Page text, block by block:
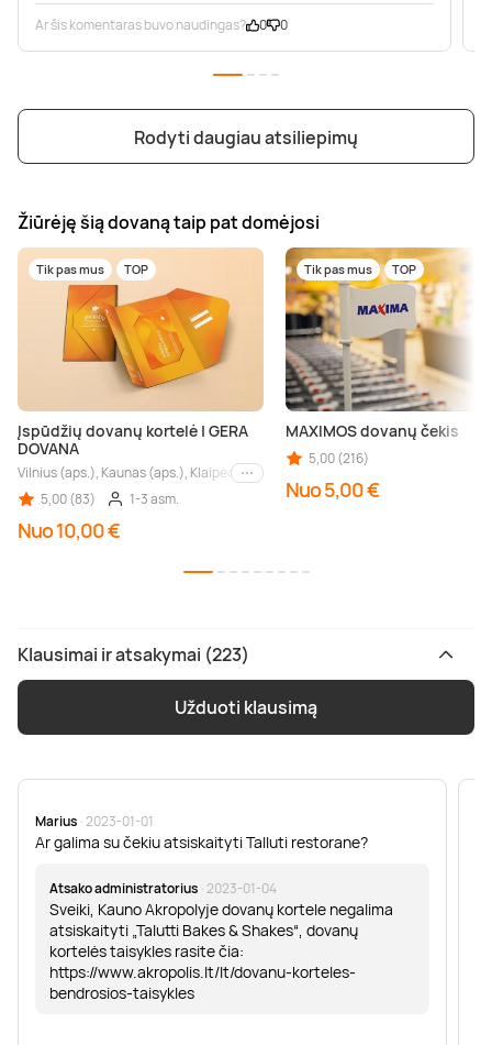
Ar šis komentaras buvo naudingas? 0 0
Rodyti daugiau atsiliepimų
Žiūrėję šią dovaną taip pat domėjosi
Tik pas mus TOP
Įspūdžių dovanų kortelė | GERA
DOVANA
Vilnius (aps.), Kaunas (aps.), Klaipėda (aps.), Palanga (aps.), Nida (aps.),
Kiti miestai
5,00 (83)
1-3 asm.
Nuo 10,00 €
Tik pas mus TOP
MAXIMOS dovanų čekis
5,00 (216)
Nuo 5,00 €
Klausimai ir atsakymai (223)
Užduoti klausimą
Marius · 2023-01-01
Ar galima su čekiu atsiskaityti Talluti restorane?
Atsako administratorius · 2023-01-04
Sveiki, Kauno Akropolyje dovanų kortele negalima
atsiskaityti „Talutti Bakes & Shakes“, dovanų
kortelės taisykles rasite čia:
https://www.akropolis.lt/lt/dovanu-korteles-
bendrosios-taisykles